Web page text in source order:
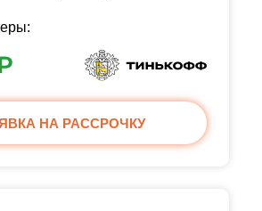
НА РАССРОЧКУ